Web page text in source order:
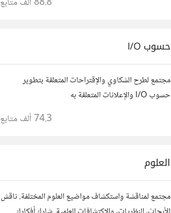
حسوب I/O
مجتمع لطرح الشكاوي والإقتراحات المتعلقة بتطوير
حسوب I/O والإعلانات المتعلقة به
74.3 ألف متابع
العلوم
مجتمع لمناقشة واستكشاف مواضيع العلوم المختلفة. ناقش